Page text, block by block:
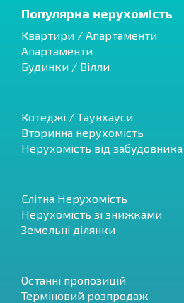
Популярна нерухомість
Квартири / Апартаменти
Апартаменти
Будинки / Вілли
Котеджі / Таунхауси
Вторинна нерухомість
Нерухомість від забудовника
Елітна Нерухомість
Нерухомість зі знижками
Земельні ділянки
Останні пропозицій
Терміновий розпродаж